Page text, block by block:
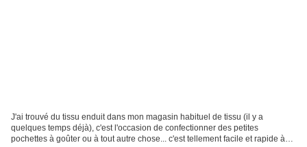
J'ai trouvé du tissu enduit dans mon magasin habituel de tissu (il y a
quelques temps déjà), c'est l'occasion de confectionner des petites
pochettes à goûter ou à tout autre chose... c'est tellement facile et rapide à